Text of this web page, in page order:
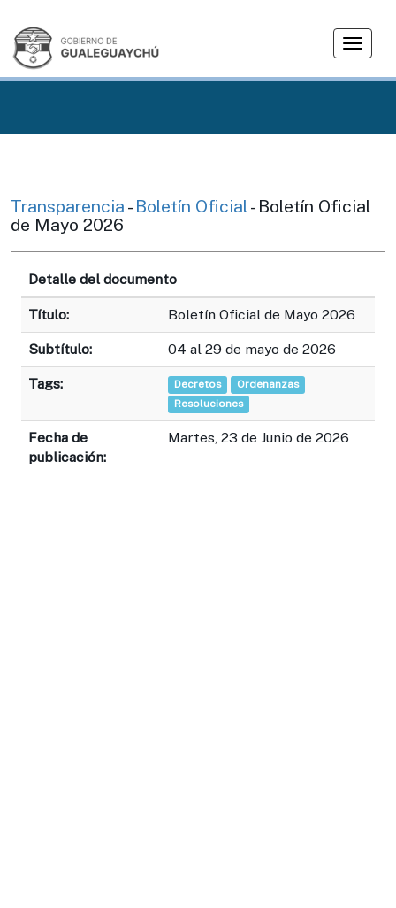
T
g
v
i
o
n
Transparencia - Boletín Oficial - Boletín Oficial
de Mayo 2026
Detalle del documento
Título: Boletín Oficial de Mayo 2026
Subtítulo: 04 al 29 de mayo de 2026
Tags: Decretos
Ordenanzas
Resoluciones
Fecha de
publicación:
Martes, 23 de Junio de 2026